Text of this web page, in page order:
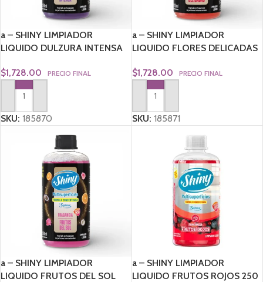
a – SHINY LIMPIADOR
LIQUIDO DULZURA INTENSA
$1,728.00 PRECIO FINAL
AGREGAR AL CARRITO
SKU: 185870
a – SHINY LIMPIADOR
LIQUIDO FLORES DELICADAS
$1,728.00 PRECIO FINAL
AGREGAR AL CARRITO
SKU: 185871
a – SHINY LIMPIADOR
LIQUIDO FRUTOS DEL SOL
a – SHINY LIMPIADOR
LIQUIDO FRUTOS ROJOS 250